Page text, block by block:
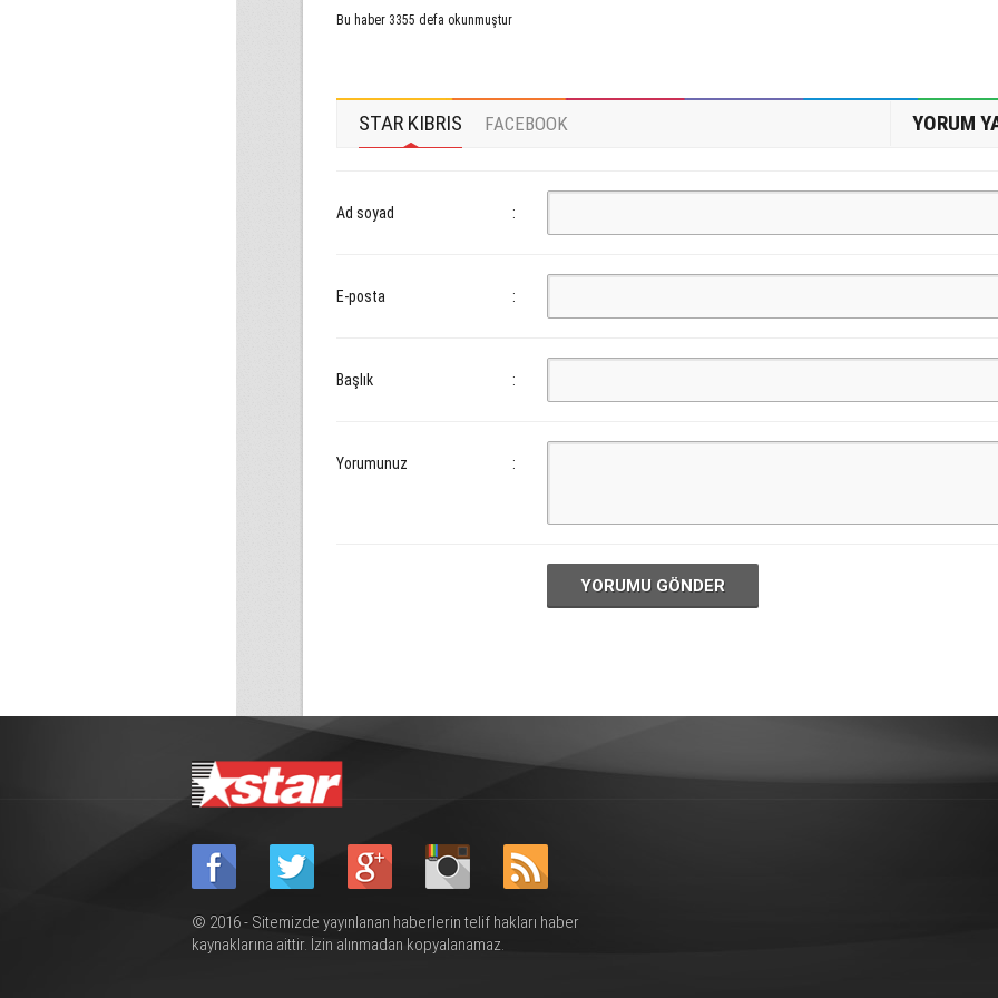
Bu haber 3355 defa okunmuştur
STAR KIBRIS FACEBOOK YORUM
Ad soyad :
E-posta :
Başlık :
Yorumunuz :
YORUMU GÖNDER
© 2016 - Sitemizde yayınlanan haberlerin telif hakları haber
kaynaklarına aittir. İzin alınmadan kopyalanamaz.